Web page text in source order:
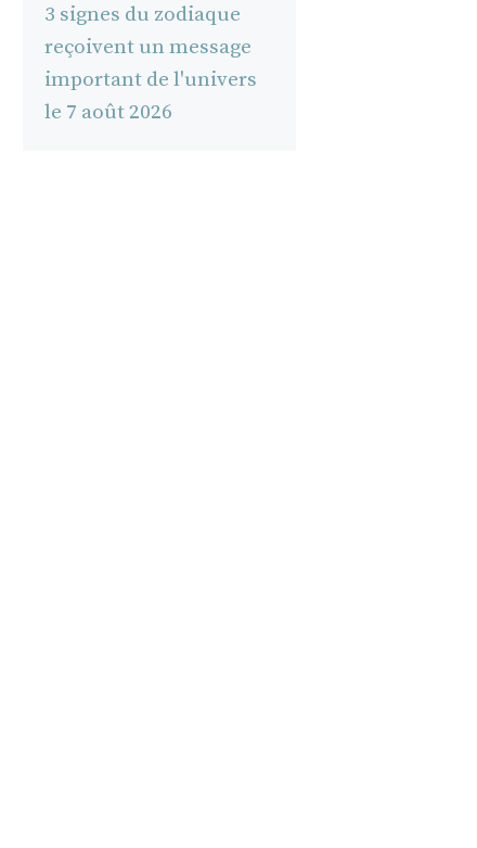
3 signes du zodiaque
reçoivent un message
important de l'univers
le 7 août 2026